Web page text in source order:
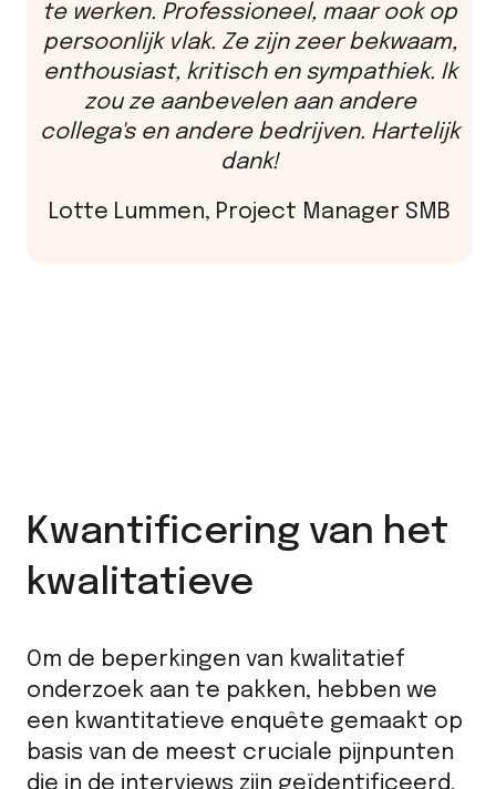
te werken. Professioneel, maar ook op
persoonlijk vlak. Ze zijn zeer bekwaam,
enthousiast, kritisch en sympathiek. Ik
zou ze aanbevelen aan andere
collega's en andere bedrijven. Hartelijk
dank!
Lotte Lummen, Project Manager SMB
Kwantificering van het
kwalitatieve
Om de beperkingen van kwalitatief
onderzoek aan te pakken, hebben we
een kwantitatieve enquête gemaakt op
basis van de meest cruciale pijnpunten
die in de interviews zijn geïdentificeerd.